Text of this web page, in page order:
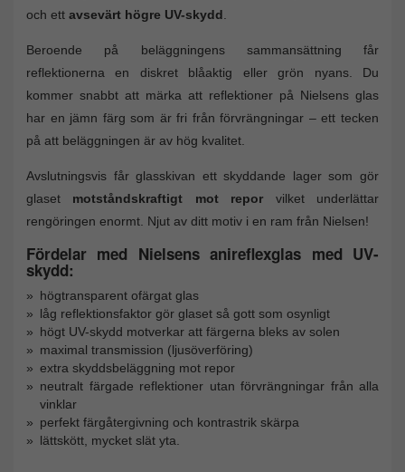
och ett avsevärt högre UV-skydd
Beroende på beläggningens sammansättning får
reflektionerna en diskret blåaktig eller grön nyans. Du
kommer snabbt att märka att reflektioner på Nielsens glas
har en jämn färg som är fri från förvrängningar – ett tecken
på att beläggningen är av hög kvalitet.
Avslutningsvis får glasskivan ett skyddande lager som gör
glaset motståndskraftigt mot repor vilket underlättar
rengöringen enormt. Njut av ditt motiv i en ram från Nielsen!
Fördelar med Nielsens anireflexglas med UV-
skydd:
högtransparent ofärgat glas
låg reflektionsfaktor gör glaset så gott som osynligt
högt UV-skydd motverkar att färgerna bleks av solen
maximal transmission (ljusöverföring)
extra skyddsbeläggning mot repor
neutralt färgade reflektioner utan förvrängningar från alla
vinklar
perfekt färgåtergivning och kontrastrik skärpa
lättskött, mycket slät yta.